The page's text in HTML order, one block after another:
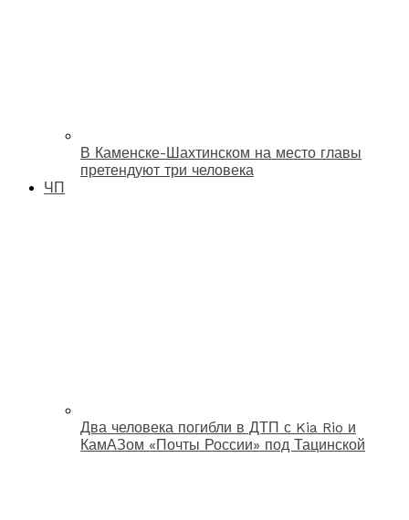
В Каменске-Шахтинском на место главы
претендуют три человека
ЧП
Два человека погибли в ДТП с Kia Rio и
КамАЗом «Почты России» под Тацинской